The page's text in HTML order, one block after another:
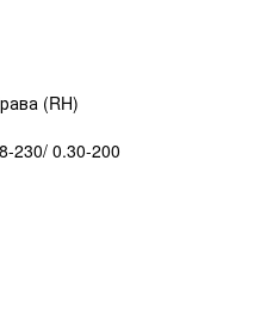
(RH)
230/ 0.30-200